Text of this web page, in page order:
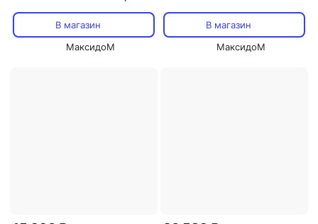
В магазин
МаксидоМ
В магазин
МаксидоМ